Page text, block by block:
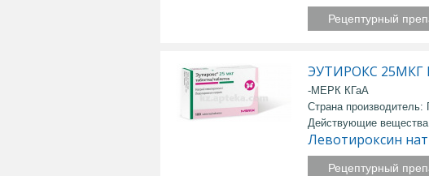
Рецептурный
ЭУТИРОКС 25МКГ
-МЕРК КГаА
Страна производитель:
Действующие
Левотироксин
Рецептурный